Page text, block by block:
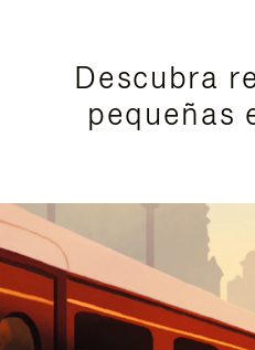
Descubra
pequeñas